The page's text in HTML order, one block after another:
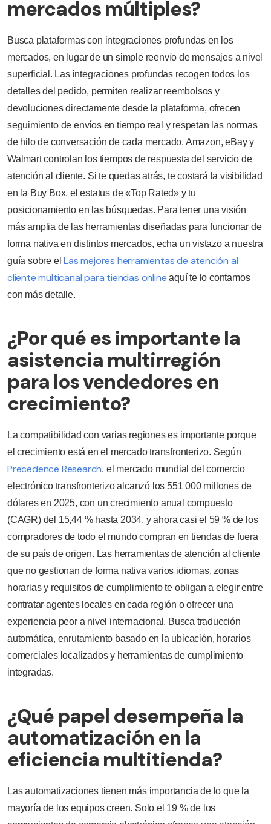
mercados múltiples?
Busca plataformas con integraciones profundas en los
mercados, en lugar de un simple reenvío de mensajes a nivel
superficial. Las integraciones profundas recogen todos los
detalles del pedido, permiten realizar reembolsos y
devoluciones directamente desde la plataforma, ofrecen
seguimiento de envíos en tiempo real y respetan las normas
de hilo de conversación de cada mercado. Amazon, eBay y
Walmart controlan los tiempos de respuesta del servicio de
atención al cliente. Si te quedas atrás, te costará la visibilidad
en la Buy Box, el estatus de «Top Rated» y tu
posicionamiento en las búsquedas. Para tener una visión
más amplia de las herramientas diseñadas para funcionar de
forma nativa en distintos mercados, echa un vistazo a nuestra
guía sobre el Las mejores herramientas de atención al
cliente multicanal para tiendas online aquí te lo contamos
con más detalle.
¿Por qué es importante la
asistencia multirregión
para los vendedores en
crecimiento?
La compatibilidad con varias regiones es importante porque
el crecimiento está en el mercado transfronterizo. Según
Precedence Research, el mercado mundial del comercio
electrónico transfronterizo alcanzó los 551 000 millones de
dólares en 2025, con un crecimiento anual compuesto
(CAGR) del 15,44 % hasta 2034, y ahora casi el 59 % de los
compradores de todo el mundo compran en tiendas de fuera
de su país de origen. Las herramientas de atención al cliente
que no gestionan de forma nativa varios idiomas, zonas
horarias y requisitos de cumplimiento te obligan a elegir entre
contratar agentes locales en cada región o ofrecer una
experiencia peor a nivel internacional. Busca traducción
automática, enrutamiento basado en la ubicación, horarios
comerciales localizados y herramientas de cumplimiento
integradas.
¿Qué papel desempeña la
automatización en la
eficiencia multitienda?
Las automatizaciones tienen más importancia de lo que la
mayoría de los equipos creen. Solo el 19 % de los